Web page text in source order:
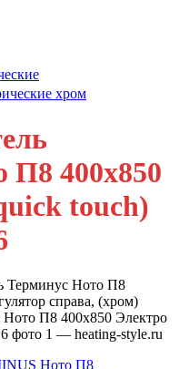
хром
400х850
touch)
Терминус Ното П8
справа, (хром)